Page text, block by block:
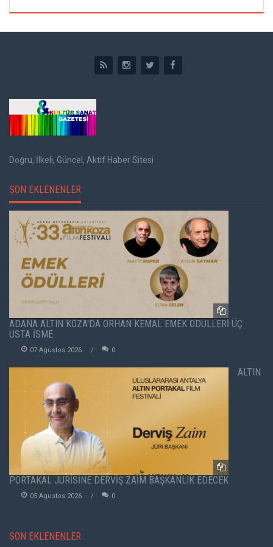
Doğru, İlkeli, Güncel, Aktif Haber Sitesi
SON EKLENENLER
ADANA ALTIN KOZA'DA ORHAN KEMAL EMEK ÖDÜLLERİ ÜÇ
USTA İSME
07 Agustos 2026 0
ALTIN
PORTAKAL JÜRİSİNE DERVİŞ ZAİM BAŞKANLIK EDECEK
05 Agustos 2026 0
SON EKLENENLER